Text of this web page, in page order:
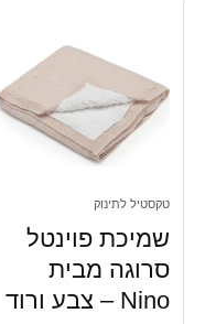
טקסטיל לתינוק
שמיכת פוינטל
סרוגה מבית
Nino – צבע ורוד